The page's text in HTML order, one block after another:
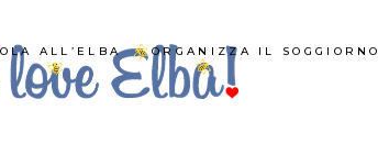
ALL’ELBA ORGANIZZA IL SOGGIORNO